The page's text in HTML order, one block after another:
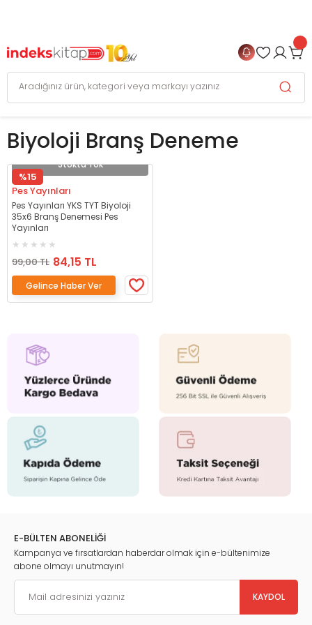
Biyoloji Branş Deneme
Stokta Yok
%15
Pes Yayınları
Pes Yayınları YKS TYT Biyoloji
35x6 Branş Denemesi Pes
Yayınları
99,00 TL 84,15 TL
Gelince Haber Ver
E-BÜLTEN ABONELİĞİ
Kampanya ve fırsatlardan haberdar olmak için e-bültenimize
abone olmayı unutmayın!
KAYDOL